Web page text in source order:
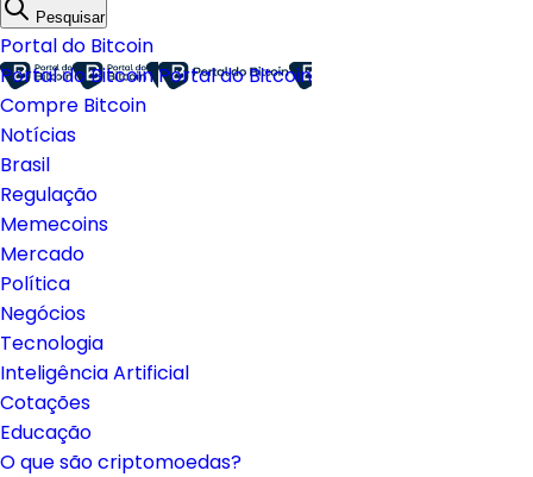
Pesquisar
Portal do Bitcoin
Portal do BitcoinPortal do Bitcoin
Compre Bitcoin
Notícias
Brasil
Regulação
Memecoins
Mercado
Política
Negócios
Tecnologia
Inteligência Artificial
Cotações
Educação
O que são criptomoedas?